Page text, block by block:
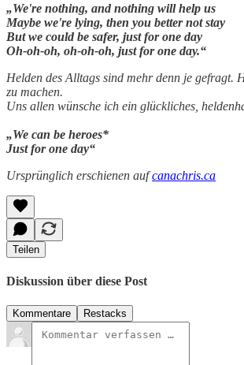
„We're nothing, and nothing will help us
Maybe we're lying, then you better not stay
But we could be safer, just for one day
Oh-oh-oh, oh-oh-oh, just for one day.“
Helden des Alltags sind mehr denn je gefragt.
zu machen.
Uns allen wünsche ich ein glückliches,
„We can be heroes*
Just for one day“
Ursprünglich erschienen aufcanachris.ca
Teilen
Diskussion über diese Post
Kommentare Restacks